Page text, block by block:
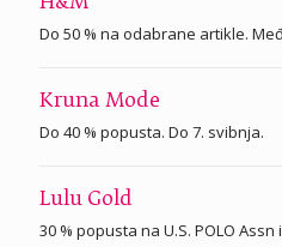
Do 50 % na odabrane artikle.
Kruna Mode
Do 40 % popusta. Do 7. svibnja.
Lulu Gold
30 % popusta na U.S. POLO Assn